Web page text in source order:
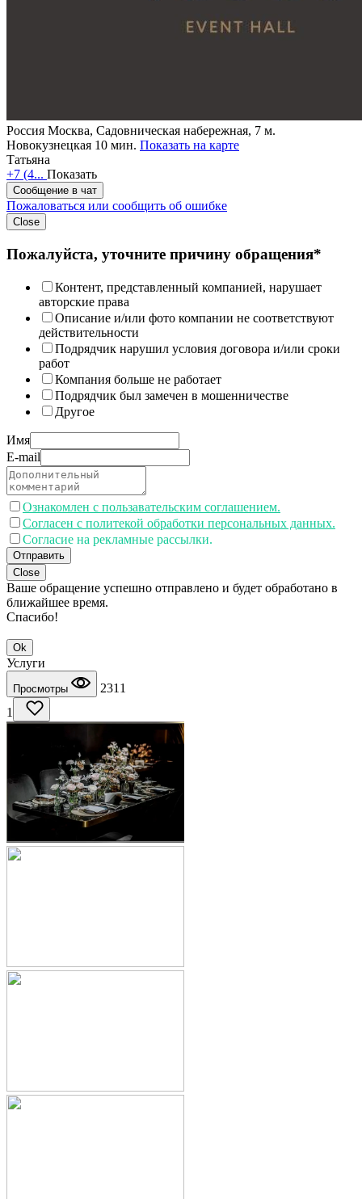
Россия Москва, Садовническая набережная, 7 м.
Новокузнецкая 10 мин. Показать на карте
Татьяна
+7 (4... Показать
Сообщение в чат
Пожаловаться или сообщить об ошибке
Close
Пожалуйста, уточните причину обращения*
Контент, представленный компанией, нарушает
авторские права
Описание и/или фото компании не соответствуют
действительности
Подрядчик нарушил условия договора и/или сроки
работ
Компания больше не работает
Подрядчик был замечен в мошенничестве
Другое
Имя
E-mail
Ознакомлен с пользавательским соглашением.
Согласен с политекой обработки персональных данных.
Согласие на рекламные рассылки.
Отправить
Close
Ваше обращение успешно отправлено и будет обработано в
ближайшее время.
Спасибо!
Ok
Услуги
Просмотры
2311
1